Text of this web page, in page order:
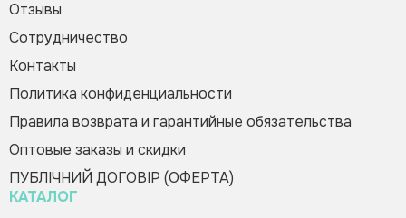
Пожалуйста, заполните форму, и мы вам
Оформить заказ
Отзывы
Сотрудничество
Контакты
Политика конфиденциальности
Правила возврата и гарантийные обязательства
Оптовые заказы и скидки
ПУБЛІЧНИЙ ДОГОВІР (ОФЕРТА)
КАТАЛОГ